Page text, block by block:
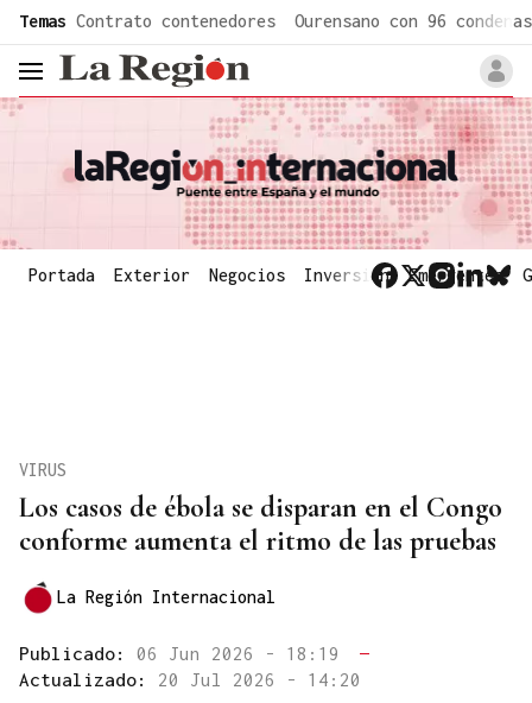
Temas Contrato contenedores Ourensano con 96 condenas
header.menu.open
Portada Exterior Negocios Inversión Emergentes
Los casos de ébola se disparan en el Congo
conforme aumenta el ritmo de las pruebas
VIRUS
La Región Internacional
Publicado: 06 Jun 2026 - 18:19
—
Actualizado: 20 Jul 2026 - 14:20